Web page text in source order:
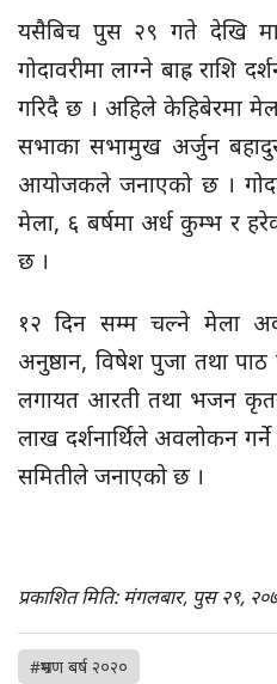
यसैबिच पुस २९ गते देखि
गोदावरीमा लाग्ने बाह्र
गरिदै छ । अहिले केहिबेरमा
सभाका सभामुख अर्जुन बहादुर
आयोजकले जनाएको छ ।
मेला, ६ बर्षमा अर्ध कुम्भ र
छ ।
१२ दिन सम्म चल्ने मेला
अनुष्ठान, विषेश पुजा तथा पाठ
लगायत आरती तथा भजन
लाख दर्शनार्थिले अवलोकन गर्ने
समितीले जनाएको छ ।
प्रकाशित मिति: मंगलबार, पुस २९,
#भ्रमण बर्ष २०२०